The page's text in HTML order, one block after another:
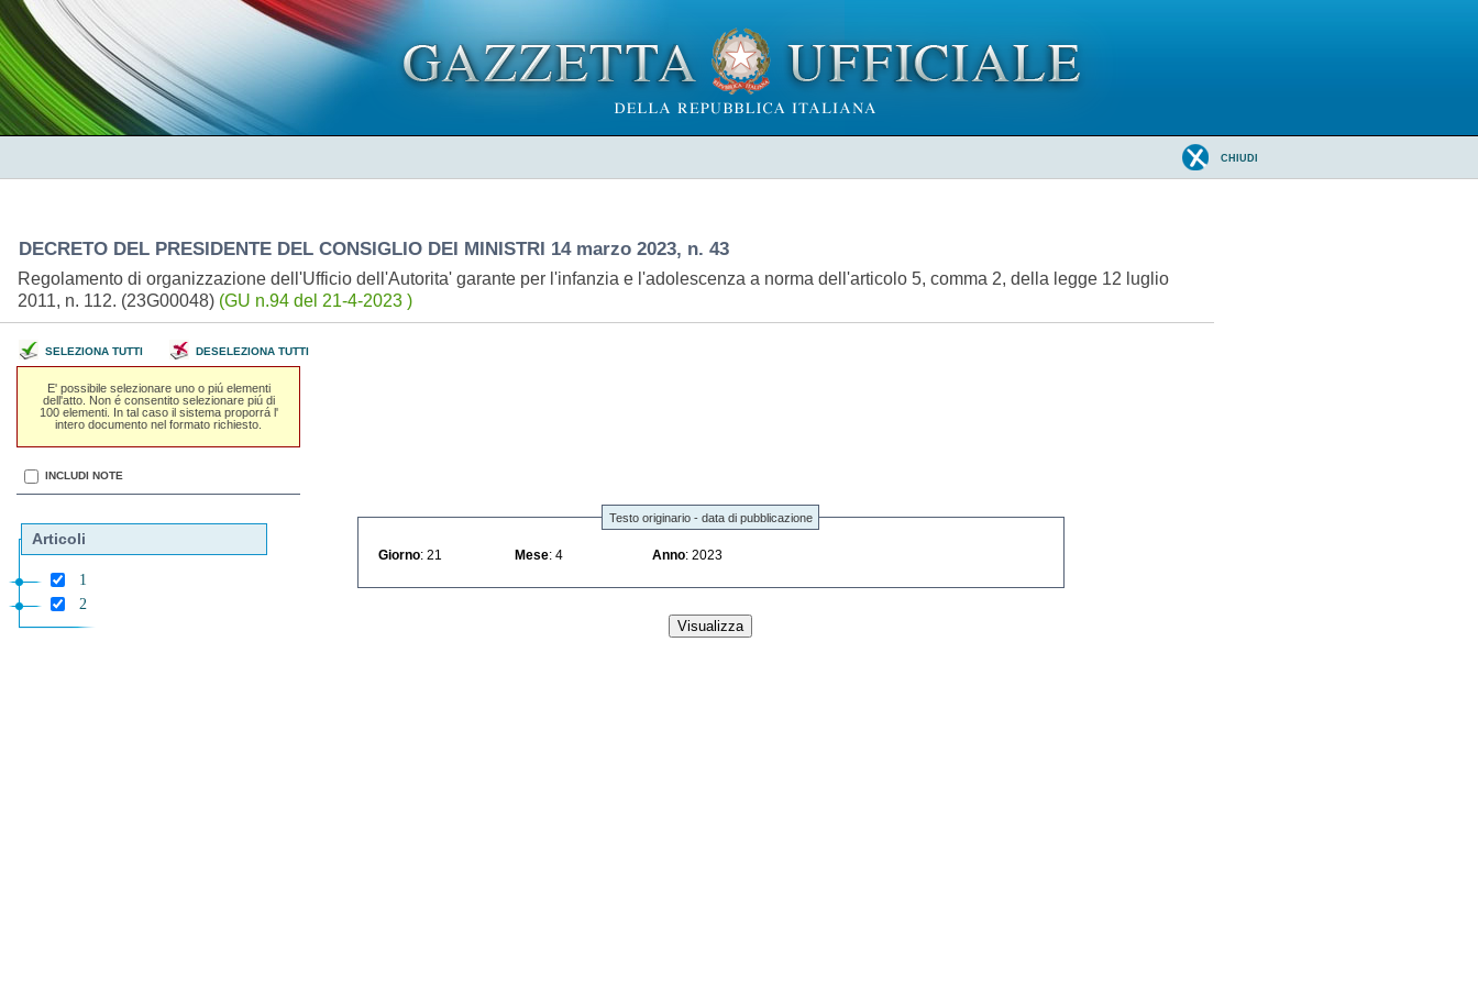
CHIUDI
DECRETO DEL PRESIDENTE DEL CONSIGLIO DEI MINISTRI 14 marzo 2023, n. 43
Regolamento di organizzazione dell'Ufficio dell'Autorita' garante per l'infanzia e l'adolescenza a norma dell'articolo 5, comma 2, della legge 12 luglio
2011, n. 112. (23G00048) (GU n.94 del 21-4-2023 )
SELEZIONA TUTTI DESELEZIONA TUTTI
E' possibile selezionare uno o piú elementi
dell'atto. Non é consentito selezionare piú di
100 elementi. In tal caso il sistema proporrá l'
intero documento nel formato richiesto.
INCLUDI NOTE
Articoli
1
2
Testo originario - data di pubblicazione
Giorno : 21 Mese : 4 Anno : 2023